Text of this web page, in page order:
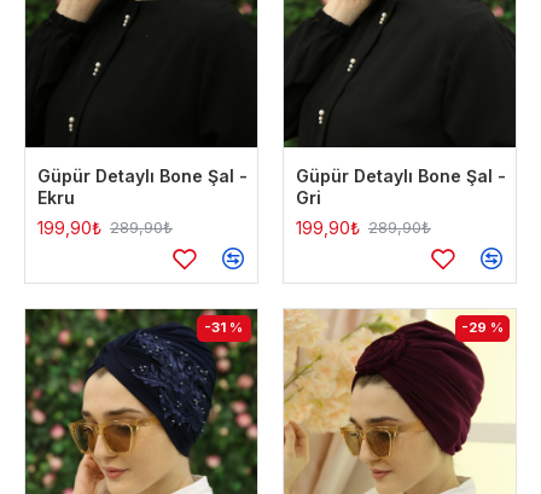
Güpür Detaylı Bone Şal -
Ekru
199,90₺ 289,90₺
Güpür Detaylı Bone Şal -
Gri
199,90₺ 289,90₺
-31 % -29 %